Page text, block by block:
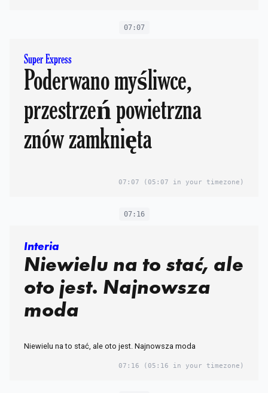
07:07
Super Express
Poderwano myśliwce,
przestrzeń powietrzna
znów zamknięta
07:07 (05:07 in your timezone)
07:16
Interia
Niewielu na to stać, ale
oto jest. Najnowsza
moda
Niewielu na to stać, ale oto jest. Najnowsza moda
07:16 (05:16 in your timezone)